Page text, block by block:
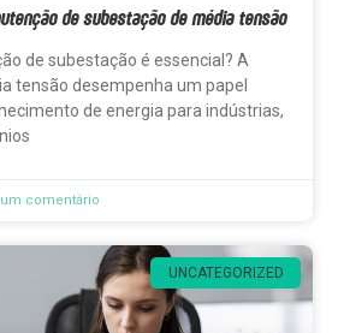
de subestação de média tensão
de subestação é essencial? A
tensão desempenha um papel
de energia para indústrias,
comentário
UNCATEGORIZED